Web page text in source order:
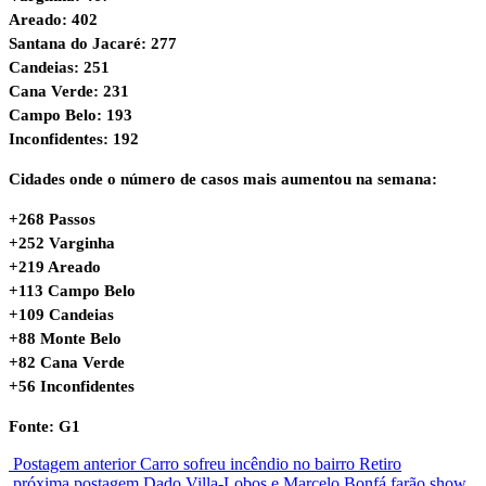
Areado: 402
Santana do Jacaré: 277
Candeias: 251
Cana Verde: 231
Campo Belo: 193
Inconfidentes: 192
Cidades onde o número de casos mais aumentou na semana:
+268 Passos
+252 Varginha
+219 Areado
+113 Campo Belo
+109 Candeias
+88 Monte Belo
+82 Cana Verde
+56 Inconfidentes
Fonte: G1
Postagem anterior Carro sofreu incêndio no bairro Retiro